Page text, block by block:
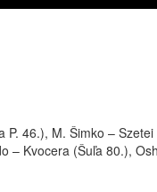
46.), M. Šimko –
– Kvocera (Šuľa 80.),